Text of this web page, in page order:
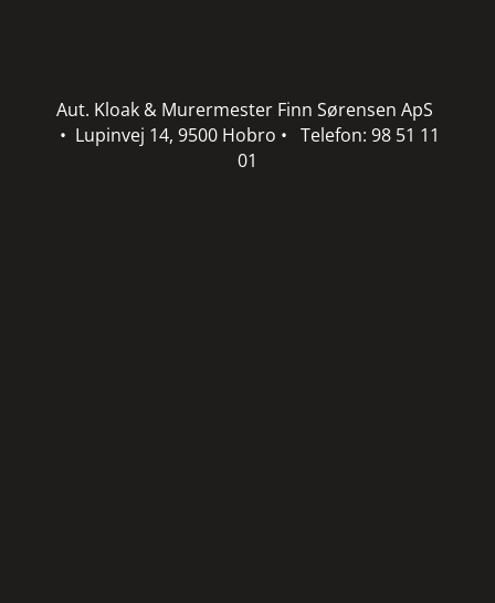
Aut. Kloak & Murermester Finn Sørensen ApS
• Lupinvej 14, 9500 Hobro • Telefon: 98 51 11
01